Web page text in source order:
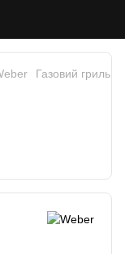
Газовий гриль